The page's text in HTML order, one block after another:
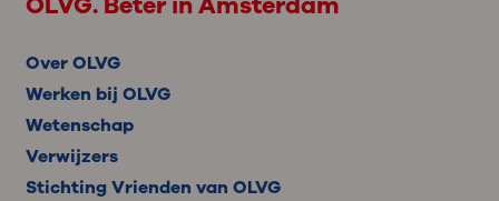
Over OLVG
Werken bij OLVG
Wetenschap
Verwijzers
Stichting Vrienden van OLVG